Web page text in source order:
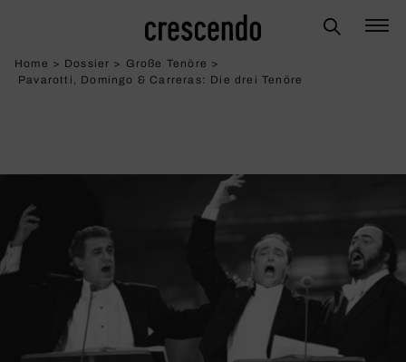
Home > Dossier > Große Tenöre >
Pavarotti, Domingo & Carreras: Die drei Tenöre